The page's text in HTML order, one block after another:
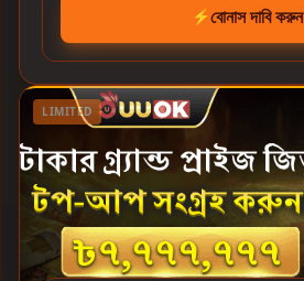
⚡বোনাস দাবি করুন
LIMITED